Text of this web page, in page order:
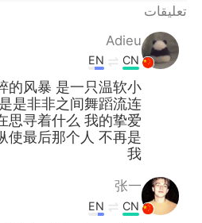
تعليقات
Adieu
CN
EN
的风暴 是一只温软小
是非非之间舞蹈流连
思寻着什么 我的挚爱
使最后那个人 不再是
我
张一
CN
EN